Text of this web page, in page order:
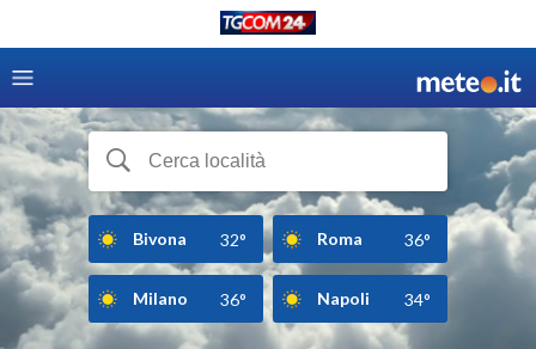
Bivona 32° Roma 36°
Milano 36° Napoli 34°